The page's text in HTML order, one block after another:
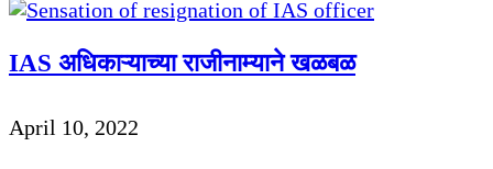
IAS अधिकाऱ्याच्या राजीनाम्याने खळबळ
April 10, 2022